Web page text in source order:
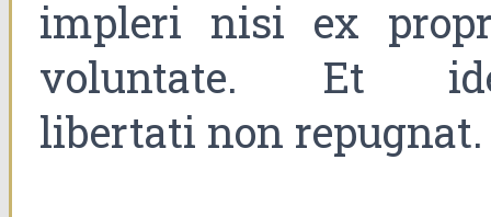
impleri nisi ex
voluntate. Et
libertati non repugnat.